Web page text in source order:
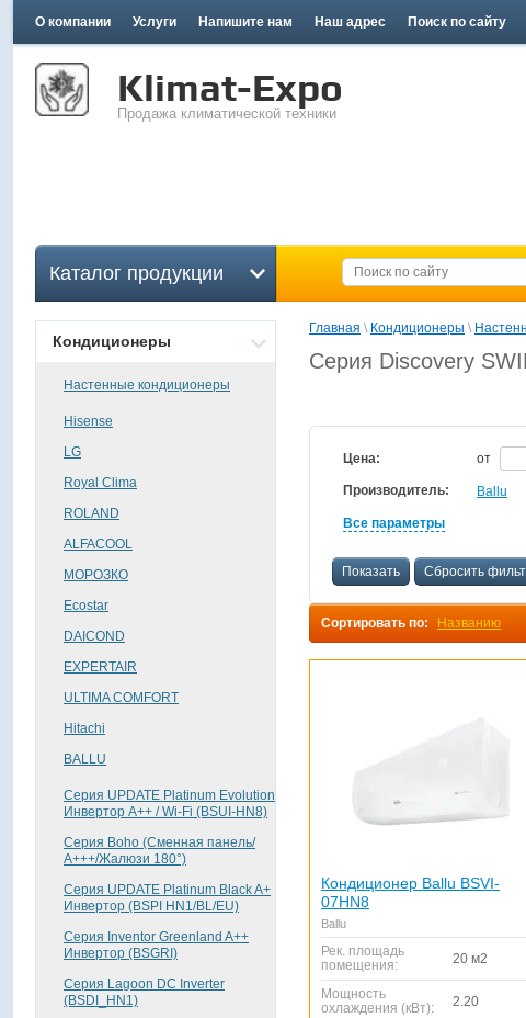
О компании Услуги Напишите нам Наш адрес Поиск по сайту
Klimat-Expo
Продажа климатической техники
Каталог продукции
Кондиционеры
Настенные кондиционеры
Hisense
LG
Royal Clima
ROLAND
ALFACOOL
МОРОЗКО
Ecostar
DAICOND
EXPERTAIR
ULTIMA COMFORT
Hitachi
BALLU
Серия UPDATE Platinum Evolution
Инвертор A++ / Wi-Fi (BSUI-HN8)
Серия Boho (Сменная панель/
А+++/Жалюзи 180°)
Серия UPDATE Platinum Black A+
Инвертор (BSPI HN1/BL/EU)
Серия Inventor Greenland A++
Инвертор (BSGRI)
Серия Lagoon DC Inverter
(BSDI_HN1)
Главная \ Кондиционеры \
Серия Discovery
Цена: от
Производитель: Ballu
Все параметры
Показать Сбросить
Сортировать по: Названию
Кондиционер Ballu BSVI-
07HN8
Ballu
Рек. площадь
помещения:
20 м2
Мощность
охлаждения (кВт):
2.20